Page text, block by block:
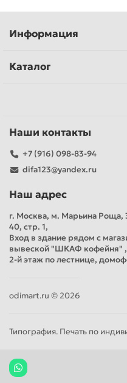
Информация
Каталог
Наши контакты
+7 (916) 098-83-94
difa123@yandex.ru
Наш адрес
г. Москва, м. Марьина
40, стр. 1,
Вход в здание рядом с
вывеской "ШКАФ кофейня" ,
2-й этаж по лестнице,
odimart.ru © 2026
Типография. Печать по